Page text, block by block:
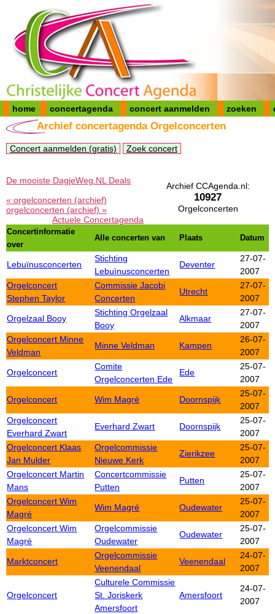
home concertagenda concert aanmelden zoeken
Archief concertagenda Orgelconcerten
Concert aanmelden (gratis) Zoek concert
Archief CCAgenda.nl:
10927
Orgelconcerten
De mooiste DagjeWeg.NL Deals
« orgelconcerten (archief)
orgelconcerten (archief) »
Actuele Concertagenda
Concertinformatie
over
Alle concerten van Plaats Datum
Lebuïnusconcerten
Stichting
Lebuìnusconcerten
Deventer
27-07-
2007
Orgelconcert
Stephen Taylor
Commissie Jacobi
Concerten
Utrecht
27-07-
2007
Orgelzaal Booy
Stichting Orgelzaal
Booy
Alkmaar
27-07-
2007
Orgelconcert Minne
Veldman
Minne Veldman Kampen
26-07-
2007
Orgelconcert
Comite
Orgelconcerten Ede
Ede
25-07-
2007
Orgelconcert Wim Magré Doornspijk
25-07-
2007
Orgelconcert
Everhard Zwart
Everhard Zwart Doornspijk
25-07-
2007
Orgelconcert Klaas
Jan Mulder
Orgelcommissie
Nieuwe Kerk
Zierikzee
25-07-
2007
Orgelconcert Martin
Mans
Concertcommissie
Putten
Putten
25-07-
2007
Orgelconcert Wim
Magré
Wim Magré Oudewater
25-07-
2007
Orgelconcert Wim
Magré
Orgelcommissie
Oudewater
Oudewater
25-07-
2007
Marktconcert
Orgelcommissie
Veenendaal
Veenendaal
24-07-
2007
Orgelconcert
Culturele Commissie
St. Joriskerk
Amersfoort
Amersfoort
24-07-
2007